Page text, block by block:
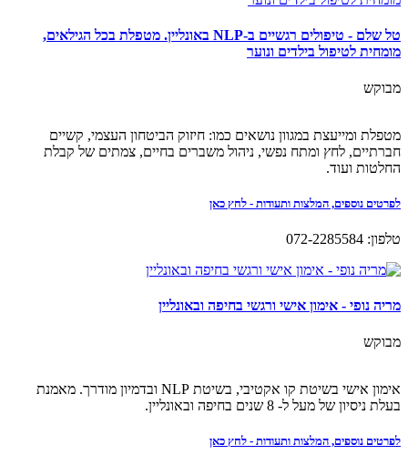
טל שלם - טיפולים רגשיים ב-NLP באונליין. מטפלת בכל הגילאים,
מומחית לטיפול בילדים ונוער
מבוקש
מטפלת ומייעצת במגוון נושאים כמו: חיזוק הביטחון העצמי, קשיים
חברתיים, לחץ ומתח נפשי, ניהול משברים בחיים, צמתים של קבלת
החלטות ועוד.
לפרטים נוספים, המלצות ותעודות - לחץ כאן
טלפון: 072-2285584
מריה נופי - אימון אישי ורגשי בחיפה ובאונליין
מבוקש
אימון אישי בשיטת קו אקטיבי, בשיטת NLP ובדמיון מודרך. מאמנת
בעלת ניסיון של מעל ל- 8 שנים בחיפה ובאונליין.
לפרטים נוספים, המלצות ותעודות - לחץ כאן